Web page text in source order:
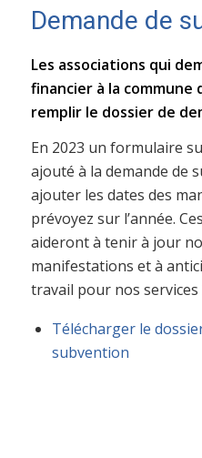
Demande de
Les associations qui
financier à la
remplir le dossier de
En 2023 un formulaire
ajouté à la demande de
ajouter les dates des
prévoyez sur l’année.
aideront à tenir à jour
manifestations et à
travail pour nos services
Télécharger le
subvention